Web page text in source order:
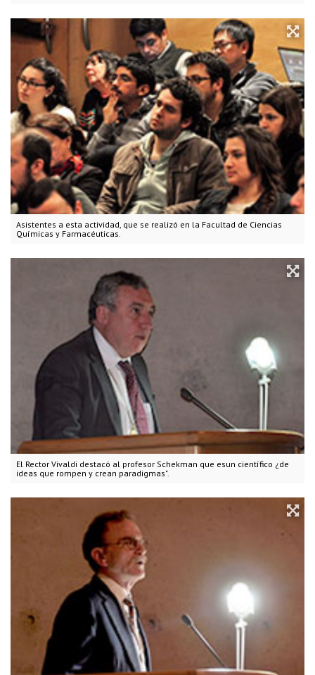
Asistentes a esta actividad, que se realizó en la Facultad de Ciencias
Químicas y Farmacéuticas.
El Rector Vivaldi destacó al profesor Schekman que esun científico ¿de
ideas que rompen y crean paradigmas".